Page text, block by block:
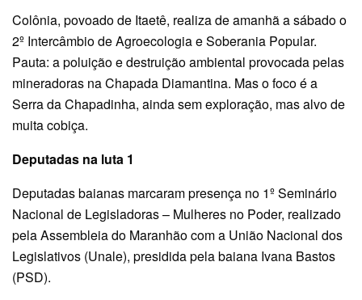
Colônia, povoado de Itaetê, realiza de amanhã a sábado o
2º Intercâmbio de Agroecologia e Soberania Popular.
Pauta: a poluição e destruição ambiental provocada pelas
mineradoras na Chapada Diamantina. Mas o foco é a
Serra da Chapadinha, ainda sem exploração, mas alvo de
muita cobiça.
Deputadas na luta 1
Deputadas baianas marcaram presença no 1º Seminário
Nacional de Legisladoras – Mulheres no Poder, realizado
pela Assembleia do Maranhão com a União Nacional dos
Legislativos (Unale), presidida pela baiana Ivana Bastos
(PSD).